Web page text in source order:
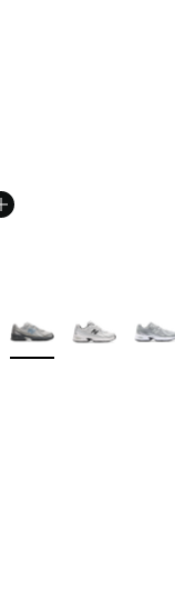
Plus de couleurs